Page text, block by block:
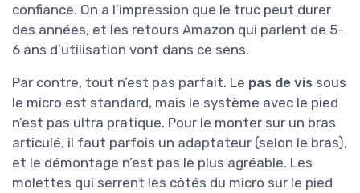
confiance. On a l’impression que le truc peut durer
des années, et les retours Amazon qui parlent de 5-
6 ans d’utilisation vont dans ce sens.
Par contre, tout n’est pas parfait. Le pas de vis sous
le micro est standard, mais le système avec le pied
n’est pas ultra pratique. Pour le monter sur un bras
articulé, il faut parfois un adaptateur (selon le bras),
et le démontage n’est pas le plus agréable. Les
molettes qui serrent les côtés du micro sur le pied